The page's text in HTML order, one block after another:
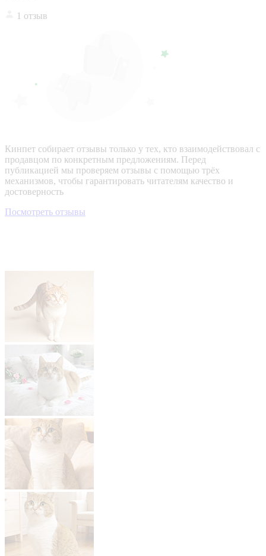
1 отзыв
Кинпет собирает отзывы только у тех, кто взаимодействовал с
продавцом по конкретным предложениям. Перед
публикацией мы проверяем отзывы с помощью трёх
механизмов, чтобы гарантировать читателям качество и
достоверность
Посмотреть отзывы